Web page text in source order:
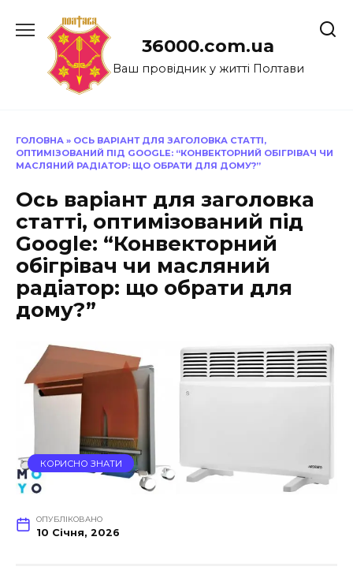
до
36000.com.ua
Ваш провідник у житті Полтави
ГОЛОВНА » ОСЬ ВАРІАНТ ДЛЯ ЗАГОЛОВКА СТАТТІ,
ОПТИМІЗОВАНИЙ ПІД GOOGLE: “КОНВЕКТОРНИЙ ОБІГРІВАЧ ЧИ
МАСЛЯНИЙ РАДІАТОР: ЩО ОБРАТИ ДЛЯ ДОМУ?”
Ось варіант для заголовка
статті, оптимізований під
Google: “Конвекторний
обігрівач чи масляний
радіатор: що обрати для
дому?”
КОРИСНО ЗНАТИ
ОПУБЛІКОВАНО
10 Січня, 2026